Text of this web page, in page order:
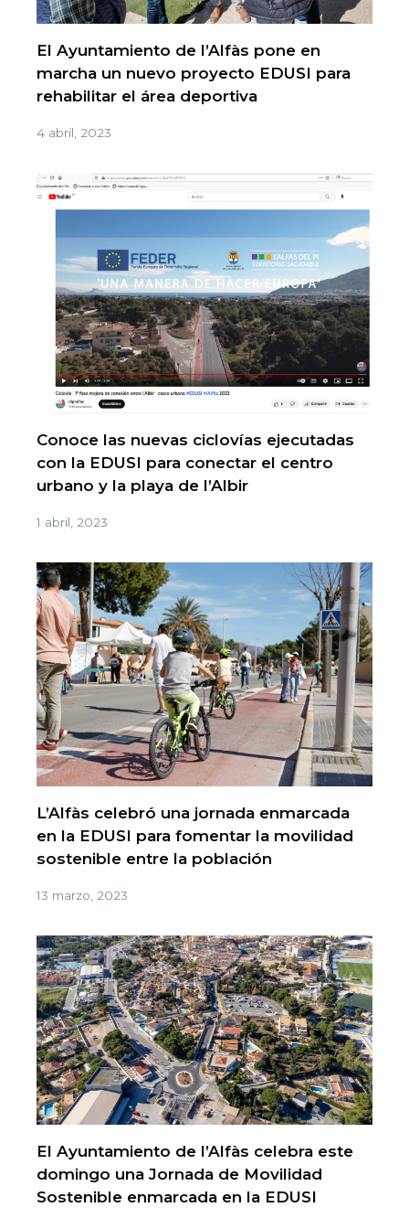
El Ayuntamiento de l’Alfàs pone en
marcha un nuevo proyecto EDUSI para
rehabilitar el área deportiva
4 abril, 2023
Conoce las nuevas ciclovías ejecutadas
con la EDUSI para conectar el centro
urbano y la playa de l’Albir
1 abril, 2023
L’Alfàs celebró una jornada enmarcada
en la EDUSI para fomentar la movilidad
sostenible entre la población
13 marzo, 2023
El Ayuntamiento de l’Alfàs celebra este
domingo una Jornada de Movilidad
Sostenible enmarcada en la EDUSI